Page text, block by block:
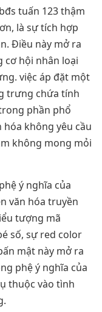
tuấn 123 thậm
là sự tích hợp
Điều này mở ra
cơ hội nhân loại
việc áp đặt một
trưng chứa tính
phần phổ
không yêu cầu
không mong mỏi
ý nghĩa của
văn hóa truyền
tượng mã
số, sự red color
mật này mở ra
phệ ý nghĩa của
thuộc vào tình